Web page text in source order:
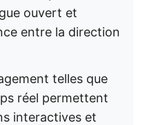
ouvert et
entre la direction
telles que
réel permettent
interactives et